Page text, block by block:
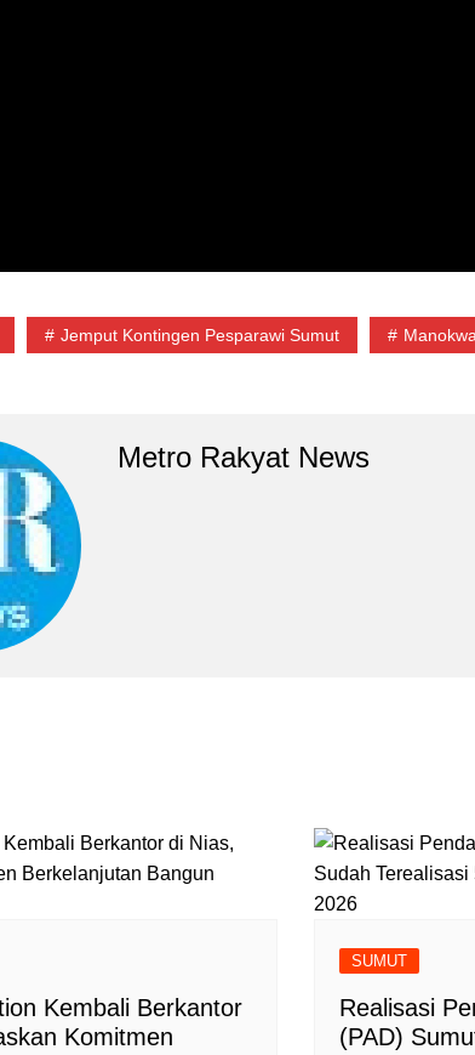
Jemput Kontingen Pesparawi Sumut
Metro Rakyat News
Kembali Berkantor
Komitmen
SUMUT
‎Realisasi
(PAD)